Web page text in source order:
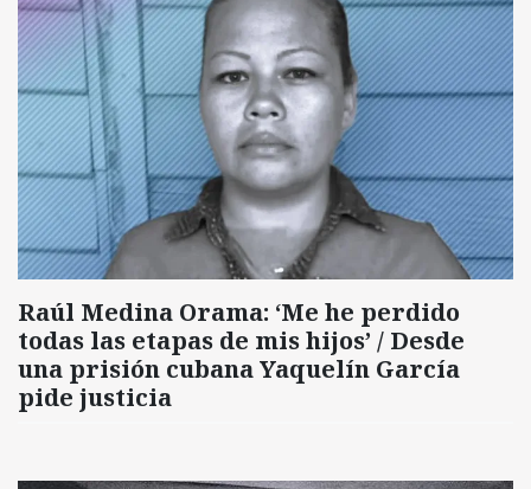
Raúl Medina Orama: ‘Me he perdido
todas las etapas de mis hijos’ / Desde
una prisión cubana Yaquelín García
pide justicia